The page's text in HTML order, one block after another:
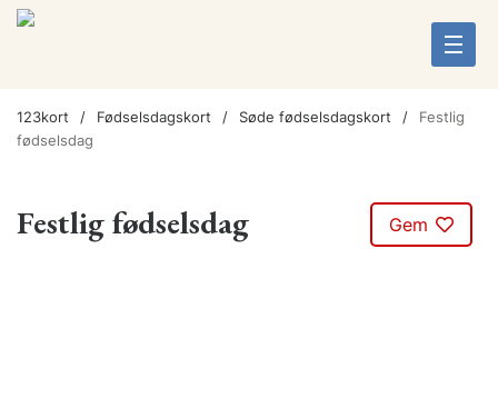
123kort Fødselsdagskort Søde fødselsdagskort
Festlig
fødselsdag
Festlig fødselsdag Gem